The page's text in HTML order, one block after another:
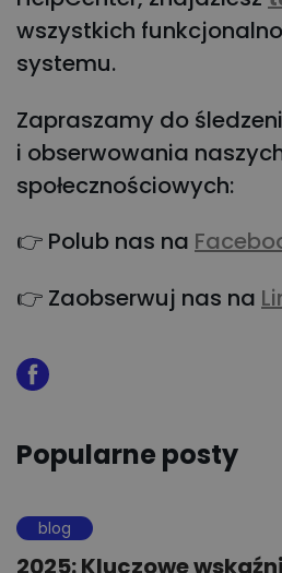
wszystkich
systemu.
Zapraszamy do
i obserwowania
społecznościowych:
👉 Polub nas na
👉 Zaobserwuj nas na
Popularne posty
blog
2025: Kluczowe